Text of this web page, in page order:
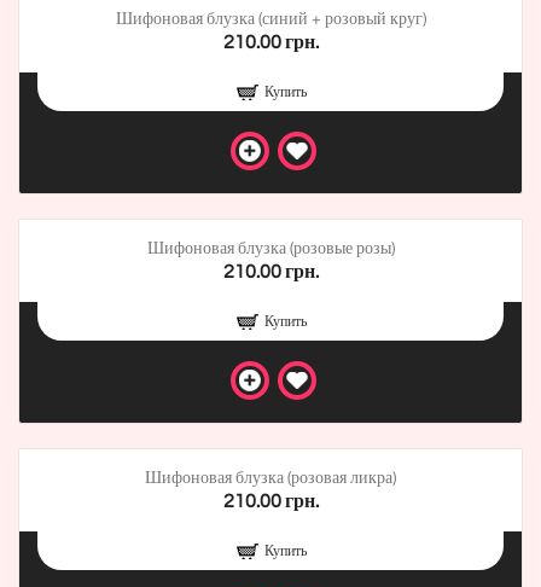
Шифоновая блузка (синий + розовый круг)
210.00 грн.
Купить
Шифоновая блузка (розовые розы)
210.00 грн.
Купить
Шифоновая блузка (розовая ликра)
210.00 грн.
Купить